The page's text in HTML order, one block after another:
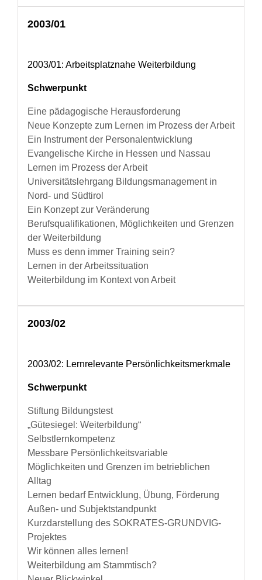
2003/01
2003/01: Arbeitsplatznahe Weiterbildung
Schwerpunkt
Eine pädagogische Herausforderung
Neue Konzepte zum Lernen im Prozess der Arbeit
Ein Instrument der Personalentwicklung
Evangelische Kirche in Hessen und Nassau
Lernen im Prozess der Arbeit
Universitätslehrgang Bildungsmanagement in
Nord- und Südtirol
Ein Konzept zur Veränderung
Berufsqualifikationen, Möglichkeiten und Grenzen
der Weiterbildung
Muss es denn immer Training sein?
Lernen in der Arbeitssituation
Weiterbildung im Kontext von Arbeit
2003/02
2003/02: Lernrelevante Persönlichkeitsmerkmale
Schwerpunkt
Stiftung Bildungstest
„Gütesiegel: Weiterbildung“
Selbstlernkompetenz
Messbare Persönlichkeitsvariable
Möglichkeiten und Grenzen im betrieblichen
Alltag
Lernen bedarf Entwicklung, Übung, Förderung
Außen- und Subjektstandpunkt
Kurzdarstellung des SOKRATES-GRUNDVIG-
Projektes
Wir können alles lernen!
Weiterbildung am Stammtisch?